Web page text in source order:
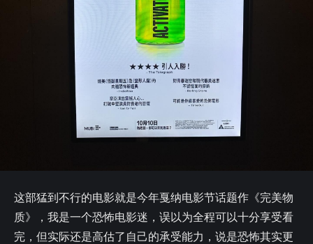
这部猛到不行的电影就是今年戛纳电影节话题作《完美物
质》，我是一个恐怖电影迷，误以为全程可以十分享受看
完，但实际还是高估了自己的承受能力，说是恐怖其实更